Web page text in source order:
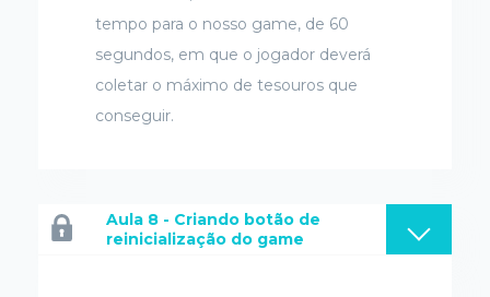
tempo para o nosso game, de 60
segundos, em que o jogador deverá
coletar o máximo de tesouros que
conseguir.
Aula 8 - Criando botão de
reinicialização do game